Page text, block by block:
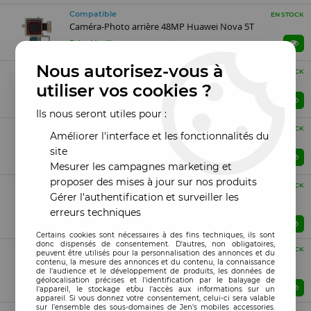
Compatible EN STOCK
Caméra-Photo arrière 48MP Huawei Nova 5T
Prix : Veuillez vous connecter
Compatible EN STOCK
Caméra-Photo arrière 48MP Huawei Nova Y70
EN STOCK
Caméra-Photo arrière 64MP Huawei Nova 8i
Reconditionné ORI EN STOCK
Caméra-Photo arrière 2MP Huawei Nova Y70 "original
reconditionné"
Reconditionné ORI EN STOCK
Caméra-Photo arrière 5MP Huawei Nova Y70 "original
reconditionné"
Prix : Veuillez vous connecter
Nous autorisez-vous à
utiliser vos cookies ?
Ils nous seront utiles pour :
Améliorer l'interface et les fonctionnalités du
site
Mesurer les campagnes marketing et
proposer des mises à jour sur nos produits
Gérer l'authentification et surveiller les
erreurs techniques
Certains cookies sont nécessaires à des fins techniques, ils sont
donc dispensés de consentement. D'autres, non obligatoires,
peuvent être utilisés pour la personnalisation des annonces et du
contenu, la mesure des annonces et du contenu, la connaissance
de l'audience et le développement de produits, les données de
géolocalisation précises et l'identification par le balayage de
l'appareil, le stockage et/ou l'accès aux informations sur un
appareil. Si vous donnez votre consentement, celui-ci sera valable
sur l’ensemble des sous-domaines de Jen's mobiles accessories.